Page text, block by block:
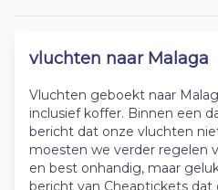
vluchten naar Malaga
Vluchten geboekt naar
inclusief koffer. Binnen een
bericht dat onze vluchten
moesten we verder regelen
en best onhandig, maar
bericht van Cheaptickets